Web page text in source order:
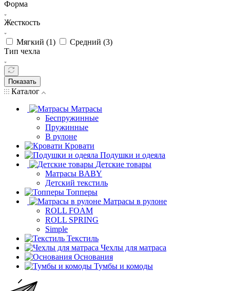
Форма
Жесткость
Мягкий (1) Средний (3)
Тип чехла
Показать
Каталог
Матрасы
Беспружинные
Пружинные
В рулоне
Кровати
Подушки и одеяла
Детские товары
Матрасы BABY
Детский текстиль
Топперы
Матрасы в рулоне
ROLL FOAM
ROLL SPRING
Simple
Текстиль
Чехлы для матраса
Основания
Тумбы и комоды